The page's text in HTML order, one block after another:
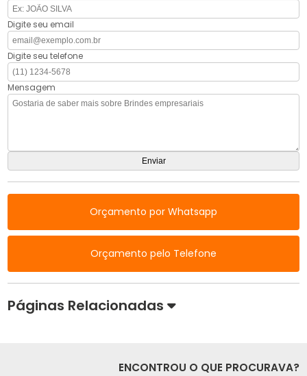
Digite seu email
Digite seu telefone
Mensagem
Orçamento por Whatsapp
Orçamento pelo Telefone
Páginas Relacionadas
ENCONTROU O QUE PROCURAVA?